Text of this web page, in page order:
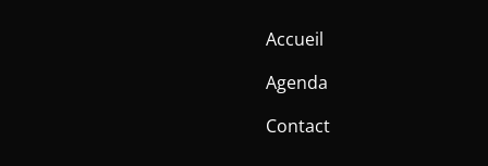
Accueil
Agenda
Contact